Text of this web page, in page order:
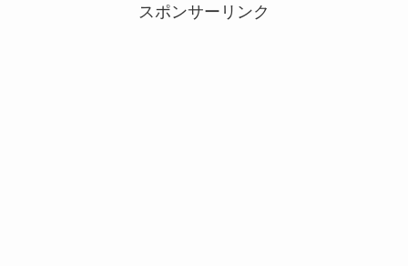
スポンサーリンク